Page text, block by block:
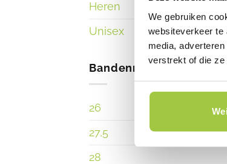
We gebruiken
websiteverkeer te
media,
verstrekt of die
Heren
Unisex
Bandenmaat
26
27,5
28